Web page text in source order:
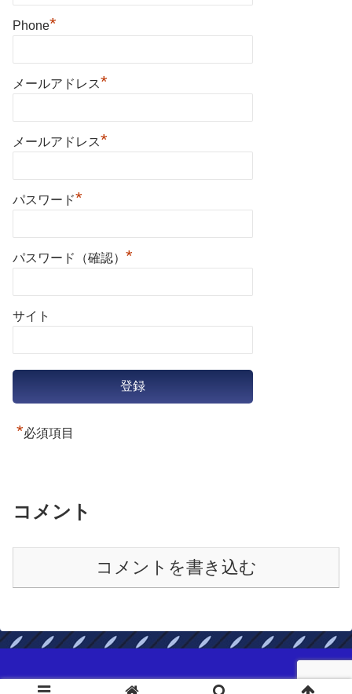
Phone*
メールアドレス*
メールアドレス*
パスワード*
パスワード（確認） *
サイト
*必須項目
コメント
コメントを書き込む